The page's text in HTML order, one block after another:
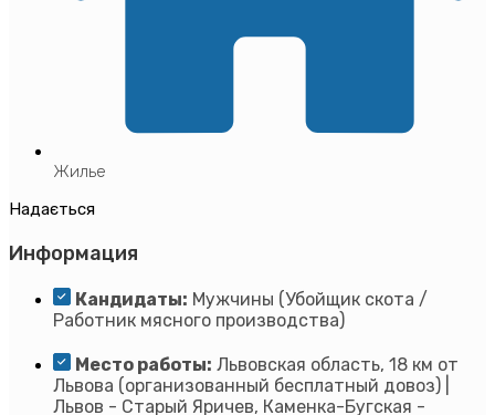
Жилье
Надається
Информация
Кандидаты: Мужчины (Убойщик скота /
Работник мясного производства)
Место работы: Львовская область, 18 км от
Львова (организованный бесплатный довоз) |
Львов - Старый Яричев, Каменка-Бугская -